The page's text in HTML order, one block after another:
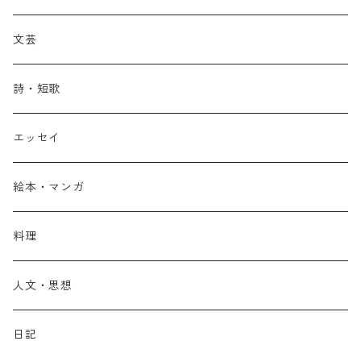
文芸
詩・短歌
エッセイ
絵本・マンガ
料理
人文・思想
日記